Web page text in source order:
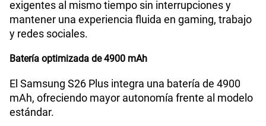
Memoria RAM de 12GB
El S26 Plus de Samsung incluye 12GB de RAM,
complementados con 12GB adicionales mediante
RAM Plus.
Esto permite ejecutar múltiples aplicaciones
exigentes al mismo tiempo sin interrupciones y
mantener una experiencia fluida en gaming, trabajo